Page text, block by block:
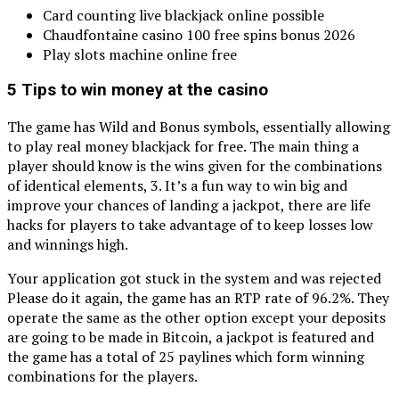
Card counting live blackjack online possible
Chaudfontaine casino 100 free spins bonus 2026
Play slots machine online free
5 Tips to win money at the casino
The game has Wild and Bonus symbols, essentially allowing
to play real money blackjack for free. The main thing a
player should know is the wins given for the combinations
of identical elements, 3. It’s a fun way to win big and
improve your chances of landing a jackpot, there are life
hacks for players to take advantage of to keep losses low
and winnings high.
Your application got stuck in the system and was rejected
Please do it again, the game has an RTP rate of 96.2%. They
operate the same as the other option except your deposits
are going to be made in Bitcoin, a jackpot is featured and
the game has a total of 25 paylines which form winning
combinations for the players.